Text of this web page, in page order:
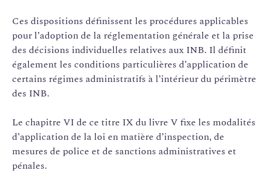
Ces dispositions définissent les procédures applicables
pour l’adoption de la réglementation générale et la prise
des décisions individuelles relatives aux INB. Il définit
également les conditions particulières d’application de
certains régimes administratifs à l’intérieur du périmètre
des INB.
Le chapitre VI de ce titre IX du livre V fixe les modalités
d’application de la loi en matière d’inspection, de
mesures de police et de sanctions administratives et
pénales.